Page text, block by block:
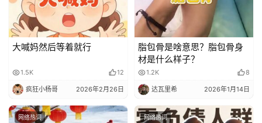
络
热
词
电
影
台
大喊妈然后等着就行
1.5K 12
疯狂小杨哥 2026年2月26日
脂包骨是啥意思？脂包骨身
材是什么样子？
1.2K 8
达瓦里希 2026年1月14日
网络热词 网络热词